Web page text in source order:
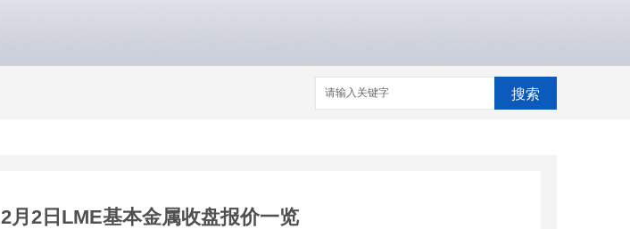
搜索
2月2日LME基本金属收盘报价一览